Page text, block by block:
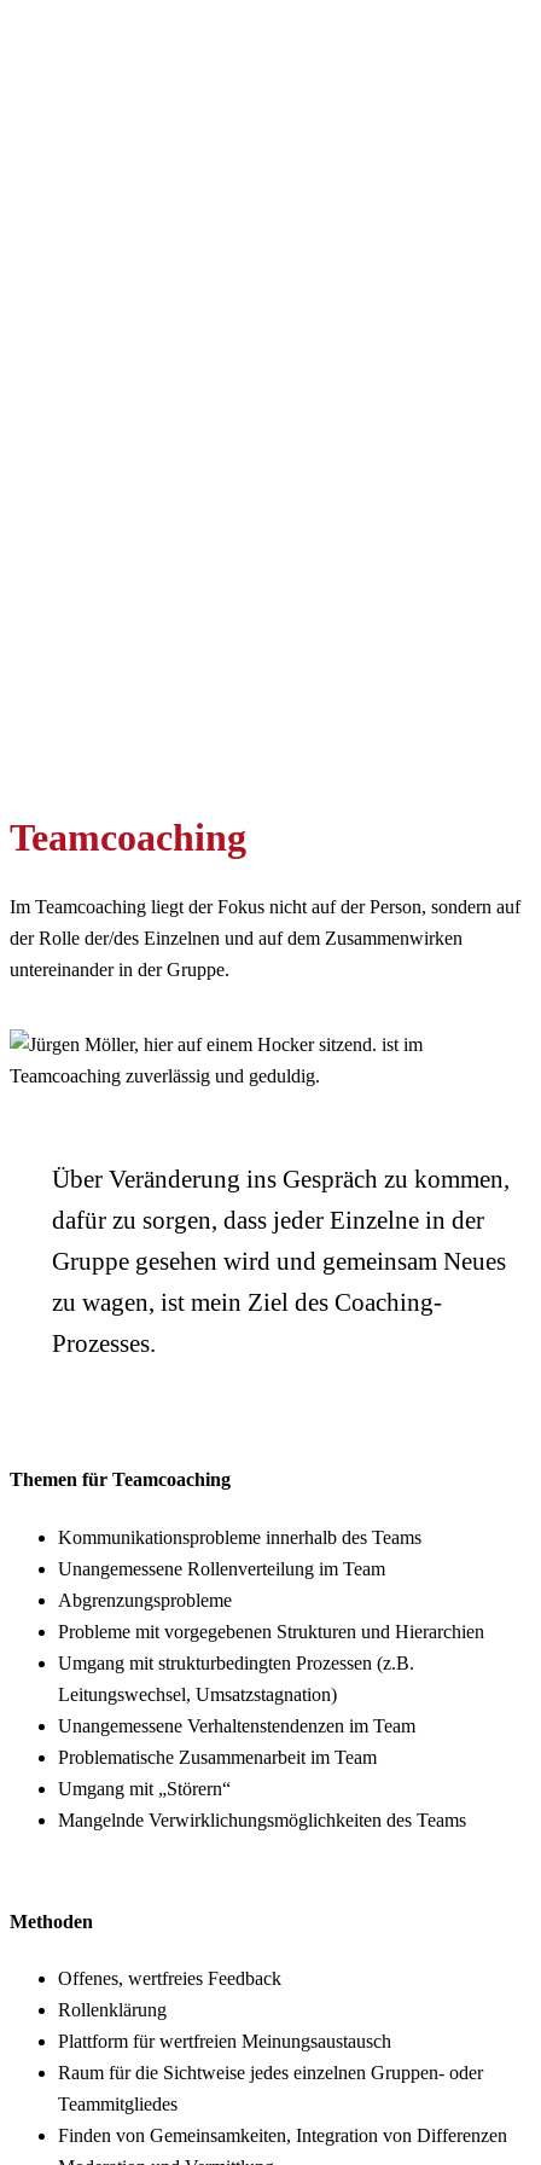
Teamcoaching
Im Teamcoaching liegt der Fokus nicht auf der Person, sondern auf
der Rolle der/des Einzelnen und auf dem Zusammenwirken
untereinander in der Gruppe.
Über Veränderung ins Gespräch zu kommen,
dafür zu sorgen, dass jeder Einzelne in der
Gruppe gesehen wird und gemeinsam Neues
zu wagen, ist mein Ziel des Coaching-
Prozesses.
Themen für Teamcoaching
Kommunikationsprobleme innerhalb des Teams
Unangemessene Rollenverteilung im Team
Abgrenzungsprobleme
Probleme mit vorgegebenen Strukturen und Hierarchien
Umgang mit strukturbedingten Prozessen (z.B.
Leitungswechsel, Umsatzstagnation)
Unangemessene Verhaltenstendenzen im Team
Problematische Zusammenarbeit im Team
Umgang mit „Störern“
Mangelnde Verwirklichungsmöglichkeiten des Teams
Methoden
Offenes, wertfreies Feedback
Rollenklärung
Plattform für wertfreien Meinungsaustausch
Raum für die Sichtweise jedes einzelnen Gruppen- oder
Teammitgliedes
Finden von Gemeinsamkeiten, Integration von Differenzen